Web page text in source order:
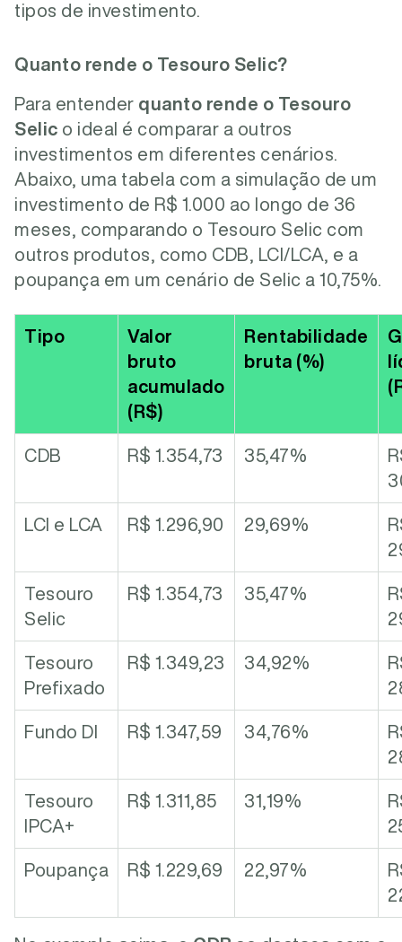
tipos de investimento.
Quanto rende o Tesouro Selic?
Para entender quanto rende o Tesouro
Selic o ideal é comparar a outros
investimentos em diferentes cenários.
Abaixo, uma tabela com a simulação de um
investimento de R$ 1.000 ao longo de 36
meses, comparando o Tesouro Selic com
outros produtos, como CDB, LCI/LCA, e a
poupança em um cenário de Selic a 10,75%.
Tipo
Valor
bruto
acumulado
(R$)
Rentabilidade
bruta (%)
CDB R$ 1.354,73 35,47%
LCI e LCA R$ 1.296,90 29,69%
Tesouro
Selic
R$ 1.354,73 35,47%
Tesouro
Prefixado
R$ 1.349,23 34,92%
Fundo DI R$ 1.347,59 34,76%
Tesouro
IPCA+
R$ 1.311,85 31,19%
Poupança R$ 1.229,69 22,97%